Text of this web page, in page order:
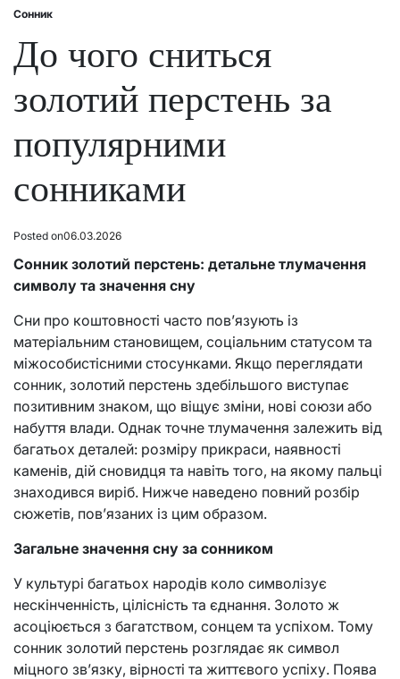
Posted
Сонник
До чого сниться
золотий перстень за
популярними
сонниками
Posted on06.03.2026
Сонник золотий перстень: детальне тлумачення
символу та значення сну
Сни про коштовності часто пов’язують із
матеріальним становищем, соціальним статусом та
міжособистісними стосунками. Якщо переглядати
сонник, золотий перстень здебільшого виступає
позитивним знаком, що віщує зміни, нові союзи або
набуття влади. Однак точне тлумачення залежить від
багатьох деталей: розміру прикраси, наявності
каменів, дій сновидця та навіть того, на якому пальці
знаходився виріб. Нижче наведено повний розбір
сюжетів, пов’язаних із цим образом.
Загальне значення сну за сонником
У культурі багатьох народів коло символізує
нескінченність, цілісність та єднання. Золото ж
асоціюється з багатством, сонцем та успіхом. Тому
сонник золотий перстень розглядає як символ
міцного зв’язку, вірності та життєвого успіху. Поява